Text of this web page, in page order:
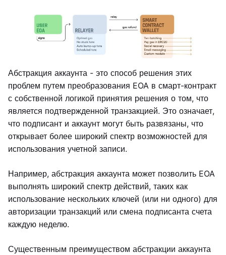
Абстракция аккаунта - это способ решения этих
проблем путем преобразования EOA в смарт-контракт
с собственной логикой принятия решения о том, что
является подтвержденной транзакцией. Это означает,
что подписант и аккаунт могут быть развязаны, что
открывает более широкий спектр возможностей для
использования учетной записи.
Например, абстракция аккаунта может позволить EOA
выполнять широкий спектр действий, таких как
использование нескольких ключей (или ни одного) для
авторизации транзакций или смена подписанта счета
каждую неделю.
Существенным преимуществом абстракции аккаунта